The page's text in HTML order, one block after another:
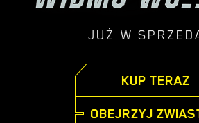
JUŻ W
KUP TERAZ
OBEJRZYJ